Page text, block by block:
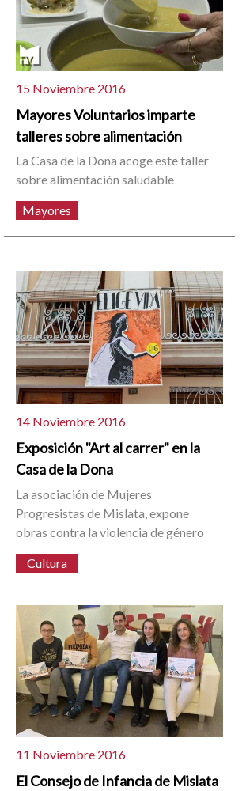
15 Noviembre 2016
Mayores Voluntarios imparte
talleres sobre alimentación
La Casa de la Dona acoge este taller
sobre alimentación saludable
Mayores
14 Noviembre 2016
Exposición "Art al carrer" en la
Casa de la Dona
La asociación de Mujeres
Progresistas de Mislata, expone
obras contra la violencia de género
Cultura
11 Noviembre 2016
El Consejo de Infancia de Mislata